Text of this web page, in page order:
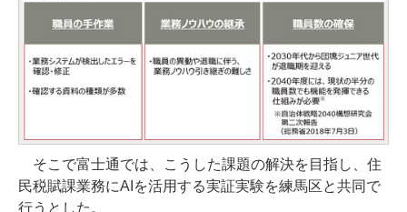
そこで富士通では、こうした課題の解決を目指し、住
民税賦課業務にAIを活用する実証実験を練馬区と共同で
行うとした。